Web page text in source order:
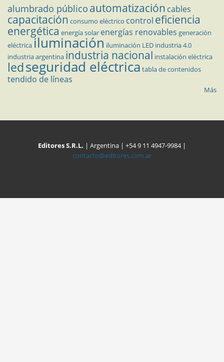
alumbrado público automatización cables
capacitación consumo eléctrico control eficiencia
energética energía solar energías renovables generación
eléctricailuminación iluminación LED industria 4.0
industria argentina industria nacional instalación eléctrica
ledseguridad eléctrica tabla de contenidos
tendido de líneas
Más
Editores S.R.L. | Argentina | +54 9 11 4947-9984 |
contacto@editores.com.ar